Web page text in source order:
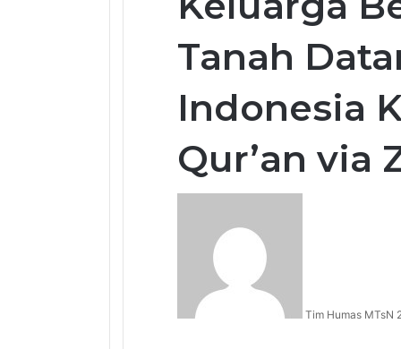
Tanah
Indonesia
Qur’an via
Tim Humas MTsN